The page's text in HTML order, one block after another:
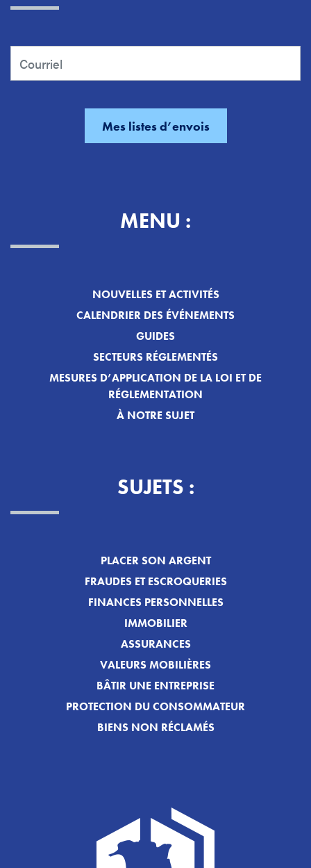
MENU :
NOUVELLES ET ACTIVITÉS
CALENDRIER DES ÉVÉNEMENTS
GUIDES
SECTEURS RÉGLEMENTÉS
MESURES D’APPLICATION DE LA LOI ET DE
RÉGLEMENTATION
À NOTRE SUJET
SUJETS :
PLACER SON ARGENT
FRAUDES ET ESCROQUERIES
FINANCES PERSONNELLES
IMMOBILIER
ASSURANCES
VALEURS MOBILIÈRES
BÂTIR UNE ENTREPRISE
PROTECTION DU CONSOMMATEUR
BIENS NON RÉCLAMÉS